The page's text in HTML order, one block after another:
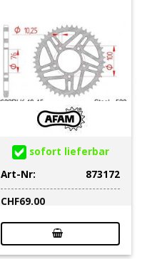
sofort lieferbar
Art-Nr:
873172
CHF69.00